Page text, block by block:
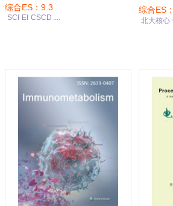
综合ES：9.3
SCI EI CSCD ....
综合ES
北大核心